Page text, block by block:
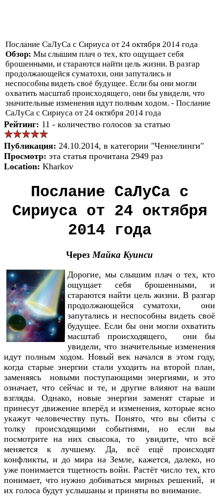
Послание СаЛуСа с Сириуса от 24 октября 2014 года
Обзор: Мы слышим плач о тех, кто ощущает себя
брошенными, и стараются найти цель жизни. В разгар
продолжающейся суматохи, они запутались и
неспособны видеть своё будущее. Если бы они могли
охватить масштаб происходящего, они бы увидели, что
значительные изменения идут полным ходом. - Послание
СаЛуСа с Сириуса от 24 октября 2014 года
Рейтинг: 11 - количество голосов за статью
Публикация: 24.10.2014, в категории "Ченнелинги"
Просмотр: эта статья прочитана 2949 раз
Location: Kharkov
Послание СаЛуСа с
Сириуса от 24 октября
2014 года
ЧерезМайка Куинси
Дорогие, мы слышим плач о тех, кто
ощущает себя брошенными, и
стараются найти цель жизни. В разгар
продолжающейся суматохи, они
запутались и неспособны видеть своё
будущее. Если бы они могли охватить
масштаб происходящего, они бы
увидели, что значительные изменения
идут полным ходом. Новый век начался в этом году,
когда старые энергии стали уходить на второй план,
заменяясь новыми поступающими энергиями, и это
означает, что сейчас и те, и другие влияют на ваши
взгляды. Однако, новые энергии заменят старые и
принесут движение вперёд и изменения, которые ясно
укажут человечеству путь. Понято, что вы сбиты с
толку происходящими событиями, но если вы
посмотрите на них свысока, то увидите, что всё
меняется к лучшему. Да, всё ещё происходят
конфликты, и до мира на Земле, кажется, далеко, но
уже понимается тщетность войн. Растёт число тех, кто
понимает, что нужно добиваться мирных решений, и
их голоса будут услышаны и приняты во внимание.